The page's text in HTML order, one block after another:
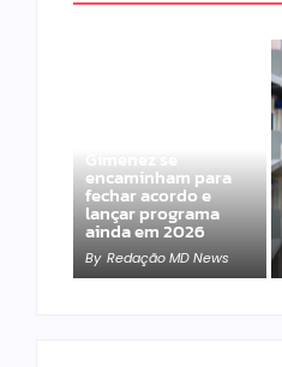
Gimenez se
encaminham para
fechar acordo e
lançar programa
ainda em 2026
By Redação MD News